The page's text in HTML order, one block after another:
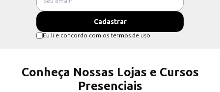
Eu li e concordo com os termos de uso
Conheça Nossas Lojas e Cursos
Presenciais